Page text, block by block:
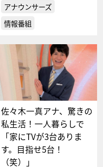
アナウンサーズ
情報番組
佐々木一真アナ、驚きの
私生活！一人暮らしで
「家にTVが3台ありま
す。目指せ5台！
（笑）」